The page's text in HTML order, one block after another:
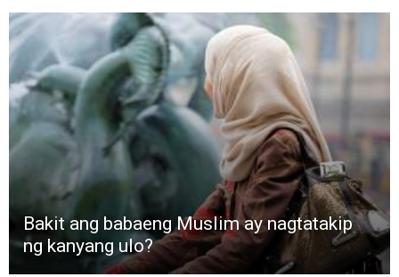
Bakit ang babaeng Muslim ay nagtatakip
ng kanyang ulo?